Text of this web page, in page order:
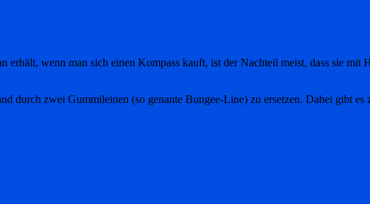
erhält, wenn man sich einen Kompass kauft, ist der Nachteil meist, dass sie mit
durch zwei Gummileinen (so genante Bungee-Line) zu ersetzen. Dabei gibt